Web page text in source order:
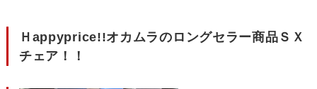
Ｈappyprice!!オカムラのロングセラー商品ＳＸ
チェア！！